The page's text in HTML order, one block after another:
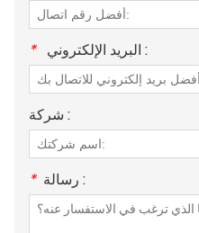
* البريد الإلكتروني :
شركة :
* رسالة :